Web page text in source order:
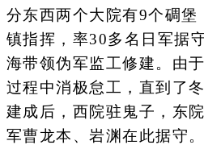
分东西两个大院有9个碉堡
镇指挥，率30多名日军据
海带领伪军监工修建。由
过程中消极怠工，直到了
建成后，西院驻鬼子，东
军曹龙本、岩渊在此据守